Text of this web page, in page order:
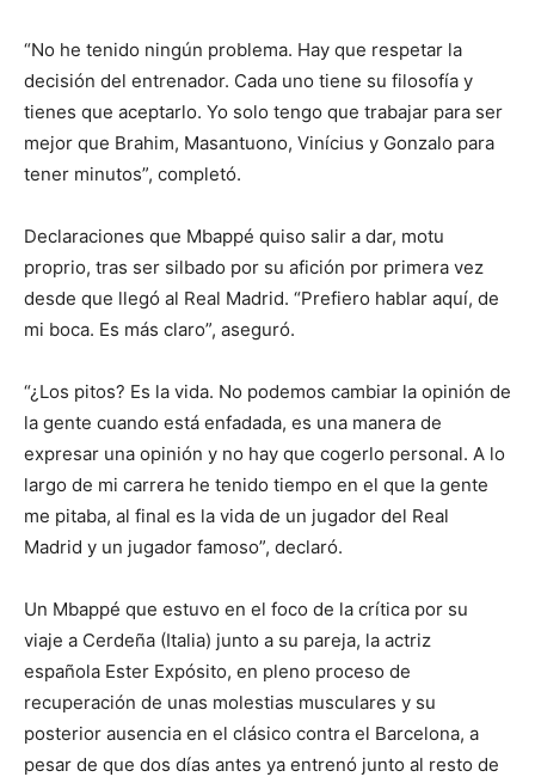
“No he tenido ningún problema. Hay que respetar la
decisión del entrenador. Cada uno tiene su filosofía y
tienes que aceptarlo. Yo solo tengo que trabajar para ser
mejor que Brahim, Masantuono, Vinícius y Gonzalo para
tener minutos”, completó.
Declaraciones que Mbappé quiso salir a dar, motu
proprio, tras ser silbado por su afición por primera vez
desde que llegó al Real Madrid. “Prefiero hablar aquí, de
mi boca. Es más claro”, aseguró.
“¿Los pitos? Es la vida. No podemos cambiar la opinión de
la gente cuando está enfadada, es una manera de
expresar una opinión y no hay que cogerlo personal. A lo
largo de mi carrera he tenido tiempo en el que la gente
me pitaba, al final es la vida de un jugador del Real
Madrid y un jugador famoso”, declaró.
Un Mbappé que estuvo en el foco de la crítica por su
viaje a Cerdeña (Italia) junto a su pareja, la actriz
española Ester Expósito, en pleno proceso de
recuperación de unas molestias musculares y su
posterior ausencia en el clásico contra el Barcelona, a
pesar de que dos días antes ya entrenó junto al resto de